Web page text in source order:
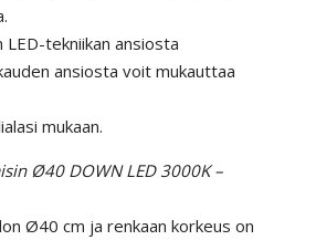
LED-tekniikan ansiosta
ansiosta voit mukauttaa
mukaan.
Ø40 DOWN LED 3000K –
Ø40 cm ja renkaan korkeus on